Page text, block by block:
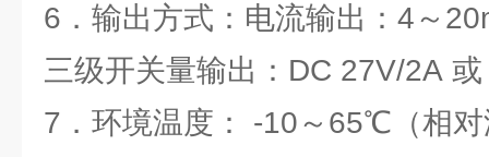
6．输出方式：电流输出：4～
三级开关量输出：DC 27V/2A
7．环境温度： -10～65℃（相